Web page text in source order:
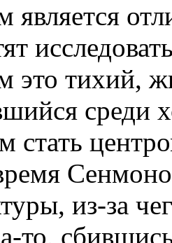
это тихий,
среди
стать
из-за
то,